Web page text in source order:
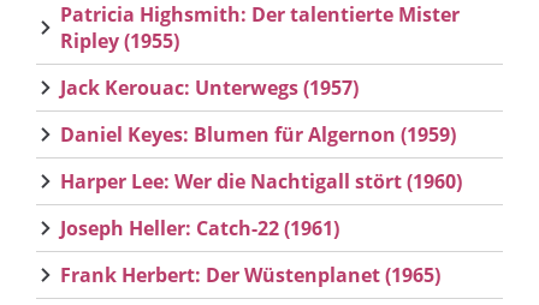
Patricia Highsmith: Der talentierte Mister
Ripley (1955)
Jack Kerouac: Unterwegs (1957)
Daniel Keyes: Blumen für Algernon (1959)
Harper Lee: Wer die Nachtigall stört (1960)
Joseph Heller: Catch-22 (1961)
Frank Herbert: Der Wüstenplanet (1965)